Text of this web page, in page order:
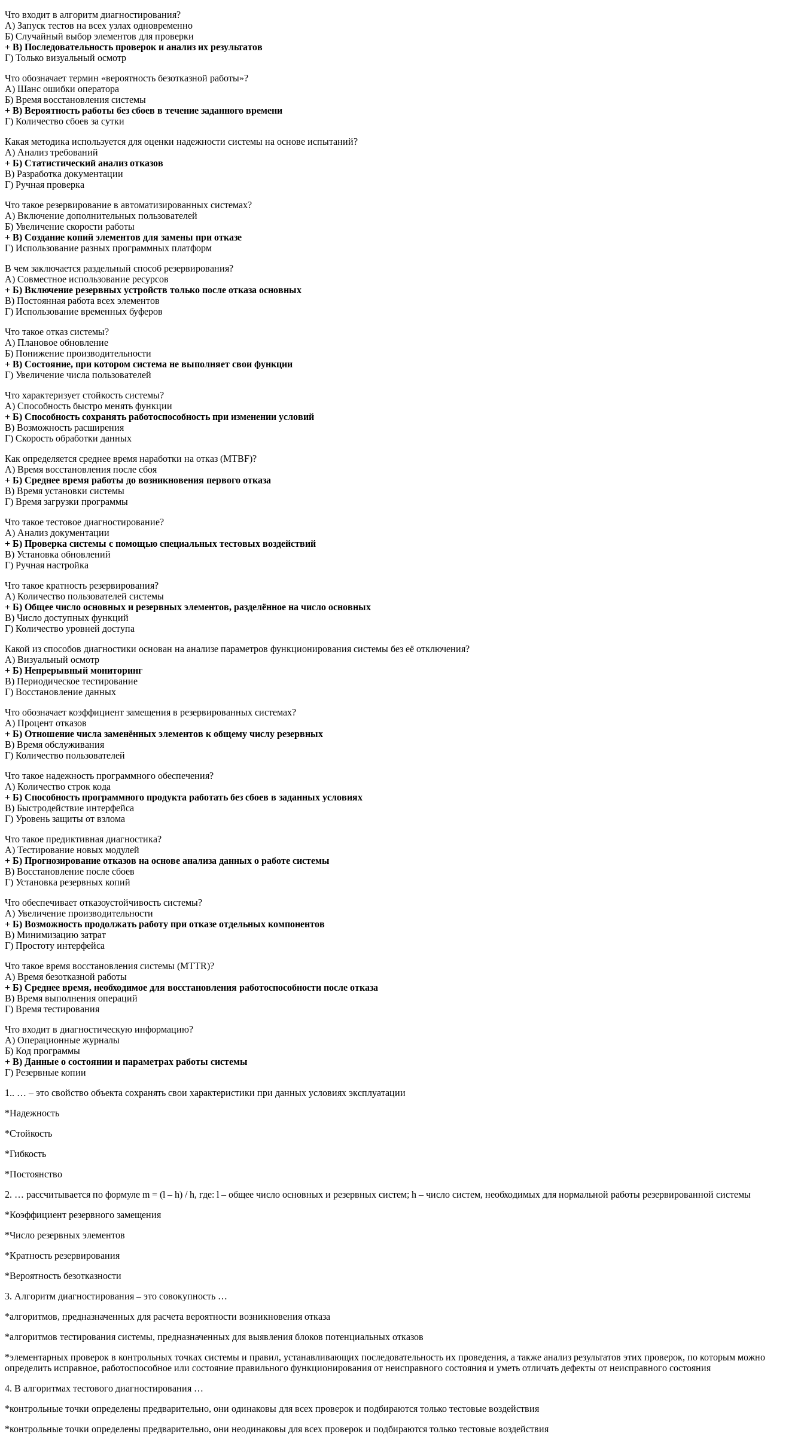
Что входит в алгоритм диагностирования?
А) Запуск тестов на всех узлах одновременно
Б) Случайный выбор элементов для проверки
+ В) Последовательность проверок и анализ их результатов
Г) Только визуальный осмотр
Что обозначает термин «вероятность безотказной работы»?
А) Шанс ошибки оператора
Б) Время восстановления системы
+ В) Вероятность работы без сбоев в течение заданного времени
Г) Количество сбоев за сутки
Какая методика используется для оценки надежности системы на основе испытаний?
А) Анализ требований
+ Б) Статистический анализ отказов
В) Разработка документации
Г) Ручная проверка
Что такое резервирование в автоматизированных системах?
А) Включение дополнительных пользователей
Б) Увеличение скорости работы
+ В) Создание копий элементов для замены при отказе
Г) Использование разных программных платформ
В чем заключается раздельный способ резервирования?
А) Совместное использование ресурсов
+ Б) Включение резервных устройств только после отказа основных
В) Постоянная работа всех элементов
Г) Использование временных буферов
Что такое отказ системы?
А) Плановое обновление
Б) Понижение производительности
+ В) Состояние, при котором система не выполняет свои функции
Г) Увеличение числа пользователей
Что характеризует стойкость системы?
А) Способность быстро менять функции
+ Б) Способность сохранять работоспособность при изменении условий
В) Возможность расширения
Г) Скорость обработки данных
Как определяется среднее время наработки на отказ (MTBF)?
А) Время восстановления после сбоя
+ Б) Среднее время работы до возникновения первого отказа
В) Время установки системы
Г) Время загрузки программы
Что такое тестовое диагностирование?
А) Анализ документации
+ Б) Проверка системы с помощью специальных тестовых воздействий
В) Установка обновлений
Г) Ручная настройка
Что такое кратность резервирования?
А) Количество пользователей системы
+ Б) Общее число основных и резервных элементов, разделённое на число основных
В) Число доступных функций
Г) Количество уровней доступа
Какой из способов диагностики основан на анализе параметров функционирования системы без её отключения?
А) Визуальный осмотр
+ Б) Непрерывный мониторинг
В) Периодическое тестирование
Г) Восстановление данных
Что обозначает коэффициент замещения в резервированных системах?
А) Процент отказов
+ Б) Отношение числа заменённых элементов к общему числу резервных
В) Время обслуживания
Г) Количество пользователей
Что такое надежность программного обеспечения?
А) Количество строк кода
+ Б) Способность программного продукта работать без сбоев в заданных условиях
В) Быстродействие интерфейса
Г) Уровень защиты от взлома
Что такое предиктивная диагностика?
А) Тестирование новых модулей
+ Б) Прогнозирование отказов на основе анализа данных о работе системы
В) Восстановление после сбоев
Г) Установка резервных копий
Что обеспечивает отказоустойчивость системы?
А) Увеличение производительности
+ Б) Возможность продолжать работу при отказе отдельных компонентов
В) Минимизацию затрат
Г) Простоту интерфейса
Что такое время восстановления системы (MTTR)?
А) Время безотказной работы
+ Б) Среднее время, необходимое для восстановления работоспособности после отказа
В) Время выполнения операций
Г) Время тестирования
Что входит в диагностическую информацию?
А) Операционные журналы
Б) Код программы
+ В) Данные о состоянии и параметрах работы системы
Г) Резервные копии
1.. … – это свойство объекта сохранять свои характеристики при данных условиях эксплуатации
*Надежность
*Стойкость
*Гибкость
*Постоянство
2. … рассчитывается по формуле m = (l – h) / h, где: l – общее число основных и резервных систем; h – число систем, необходимых для нормальной работы резервированной системы
*Коэффициент резервного замещения
*Число резервных элементов
*Кратность резервирования
*Вероятность безотказности
3. Алгоритм диагностирования – это совокупность …
*алгоритмов, предназначенных для расчета вероятности возникновения отказа
*алгоритмов тестирования системы, предназначенных для выявления блоков потенциальных отказов
*элементарных проверок в контрольных точках системы и правил, устанавливающих последовательность их проведения, а также анализ результатов этих проверок, по которым можно
определить исправное, работоспособное или состояние правильного функционирования от неисправного состояния и уметь отличать дефекты от неисправного состояния
4. В алгоритмах тестового диагностирования …
*контрольные точки определены предварительно, они одинаковы для всех проверок и подбираются только тестовые воздействия
*контрольные точки определены предварительно, они неодинаковы для всех проверок и подбираются только тестовые воздействия